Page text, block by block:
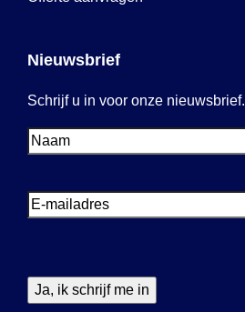
Nieuwsbrief
Schrijf u in voor onze nieuwsbrief.
Voornaam
E-
mailadres